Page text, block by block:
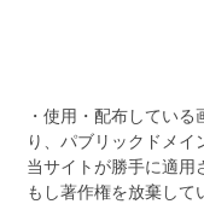
・使用・配布してい
り、パブリックドメイ
当サイトが勝手に適用
もし著作権を放棄して